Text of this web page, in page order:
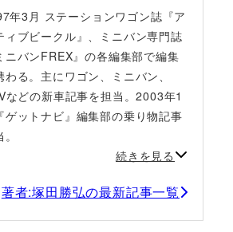
年3月 ステーションワゴン誌『ア
ィブビークル』、ミニバン専門誌
ニバンFREX』の各編集部で編集
わる。主にワゴン、ミニバン、
などの新車記事を担当。2003年1
ゲットナビ』編集部の乗り物記事
続きを見る
著者:塚田勝弘の最新記事一覧